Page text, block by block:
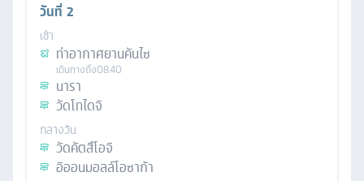
วันที่ 2
เช้า
ท่าอากาศยานคันไซ
เดินทางถึง08.40
นารา
วัดโทไดจิ
กลางวัน
วัดคัตสึโอจิ
อิออนมอลล์โอซาก้า